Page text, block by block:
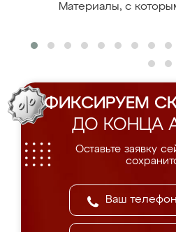
Материалы, с
ФИКСИРУЕМ
ДО КОНЦА
Оставьте заявку